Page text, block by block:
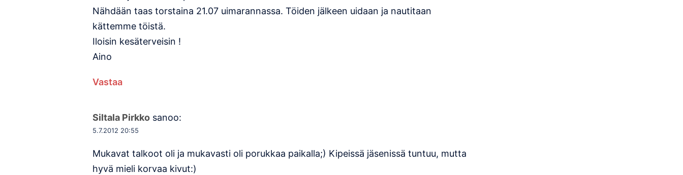
Nähdään taas torstaina 21.07 uimarannassa. Töiden jälkeen uidaan ja nautitaan
kättemme töistä.
Iloisin kesäterveisin !
Aino
Vastaa
Siltala Pirkko sanoo:
5.7.2012 20:55
Mukavat talkoot oli ja mukavasti oli porukkaa paikalla;) Kipeissä jäsenissä tuntuu, mutta
hyvä mieli korvaa kivut:)